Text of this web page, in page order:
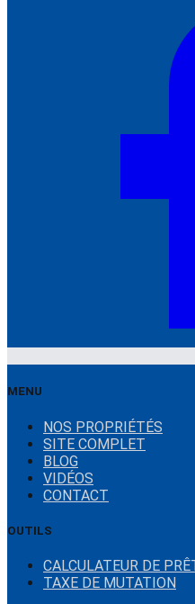
MENU
NOS PROPRIÉTÉS
SITE COMPLET
BLOG
VIDÉOS
CONTACT
OUTILS
CALCULATEUR DE
TAXE DE MUTATION